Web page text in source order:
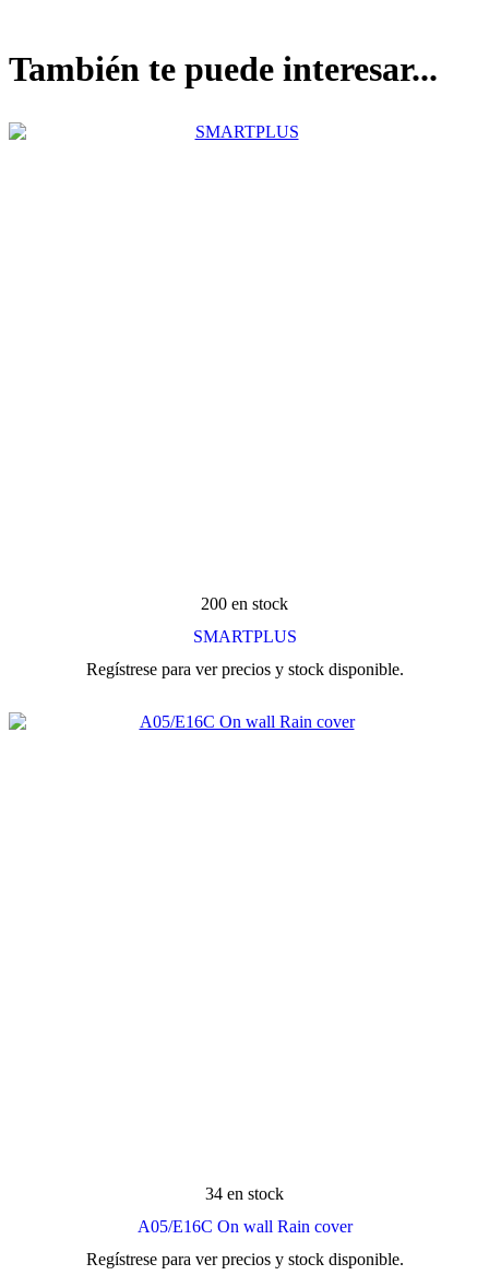
También te puede interesar...
200 en stock
SMARTPLUS
Regístrese para ver precios y stock disponible.
34 en stock
A05/E16C On wall Rain cover
Regístrese para ver precios y stock disponible.